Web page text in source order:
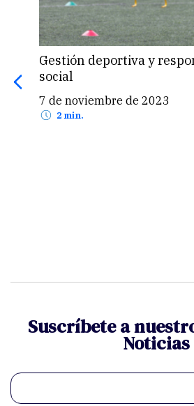
Gestión deportiva y
social
7 de noviembre de 2023
2 min.
Suscríbete a
Noticias